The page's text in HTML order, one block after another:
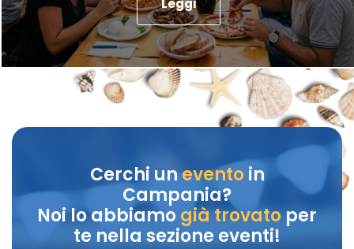
Leggi
Cerchi unevento in
Campania?
Noi lo abbiamo già trovatoper
te nella sezione eventi!